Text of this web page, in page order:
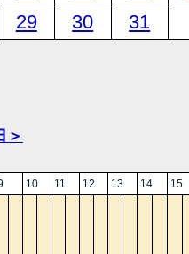
29 30 31
＞
10 11 12 13 14 15